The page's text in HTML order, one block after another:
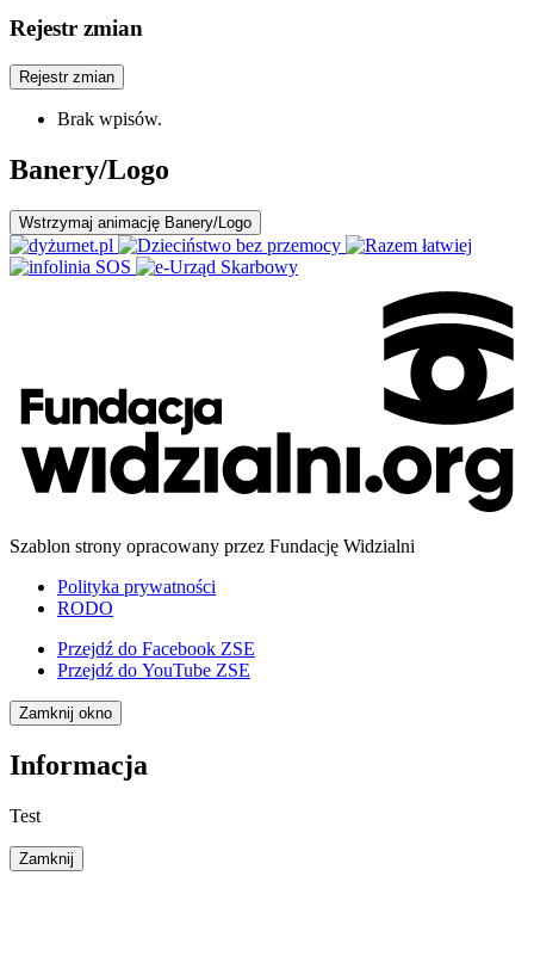
Rejestr zmian
Rejestr zmian
Brak wpisów.
Banery/Logo
Wstrzymaj animację Banery/Logo
Szablon strony opracowany przez Fundację Widzialni
Polityka prywatności
RODO
Przejdź do Facebook ZSE
Przejdź do YouTube ZSE
Zamknij okno
Informacja
Test
Zamknij